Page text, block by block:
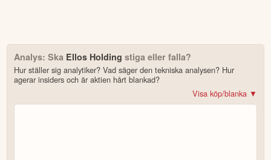
Analys: Ska Ellos Holding stiga eller falla?
Hur ställer sig analytiker? Vad säger den tekniska analysen? Hur
agerar insiders och är aktien hårt blankad?
Bonus: Få upp till 500 USD i tillgångar när du öppnar konto –se
Visa köp/blanka ▼